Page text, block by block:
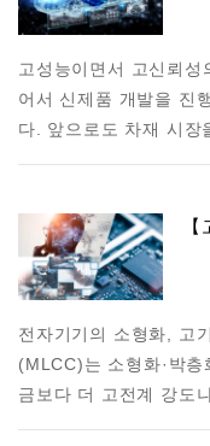
고성능이면서 고신뢰
어서 신제품 개발을 진
다. 앞으로도 차재 시장
전자기기의 소형화, 고
(MLCC)는 소형화·박
금보다 더 고전계 강도